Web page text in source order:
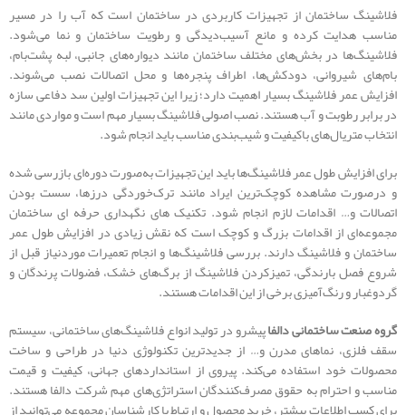
فلاشینگ ساختمان از تجهیزات کاربردی در ساختمان است که آب را در مسیر
مناسب هدایت کرده و مانع آسیب‌دیدگی و رطویت ساختمان و نما می‌شود.
فلاشینگ‌ها در بخش‌های مختلف ساختمان مانند دیواره‌های جانبی، لبه پشت‌بام،
بام‌های شیروانی، دودکش‌ها، اطراف پنجره‌ها و محل اتصالات نصب می‌شوند.
افزایش عمر فلاشینگ بسیار اهمیت دارد؛ زیرا این تجهیزات اولین سد دفاعی سازه
در برابر رطوبت و آب هستند. نصب اصولی فلاشینگ بسیار مهم است و مواردی مانند
انتخاب متریال‌های باکیفیت و شیب‌بندی مناسب باید انجام شود.
برای افزایش طول عمر فلاشینگ‌ها باید این تجهیزات به‌صورت دوره‌ای بازرسی شده
و درصورت مشاهده کوچک‌ترین ایراد مانند ترک‌خوردگی درزها، سست بودن
اتصالات و… اقدامات لازم انجام شود. تکنیک های نگهداری حرفه ای ساختمان
مجموعه‌ای از اقدامات بزرگ و کوچک است که نقش زیادی در افزایش طول عمر
ساختمان و فلاشینگ دارند. بررسی فلاشینگ‌ها و انجام تعمیرات موردنیاز قبل از
شروع فصل بارندگی، تمیزکردن فلاشینگ از برگ‌های خشک، فضولات پرندگان و
گردوغبار و رنگ‌آمیزی برخی از این اقدامات هستند.
گروه صنعت ساختمانی دالفاپیشرو در تولید انواع فلاشینگ‌های ساختمانی، سیستم
سقف فلزی، نماهای مدرن و… از جدیدترین تکنولوژی دنیا در طراحی و ساخت
محصولات خود استفاده می‌کند. پیروی از استانداردهای جهانی، کیفیت و قیمت
مناسب و احترام به حقوق مصرف‌کنندگان استراتژی‌های مهم شرکت دالفا هستند.
برای کسب اطلاعات بیشتر، خرید محصول و ارتباط با کارشناسان مجموعه می‌توانید از